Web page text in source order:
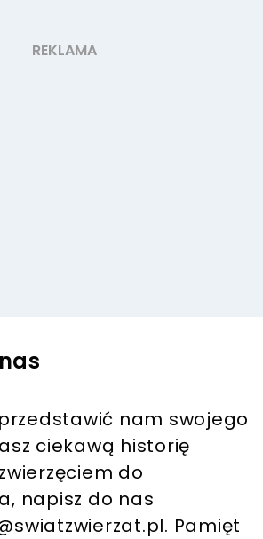
nam swojego
ciekawą historię
do
napisz do nas
. Pamięt